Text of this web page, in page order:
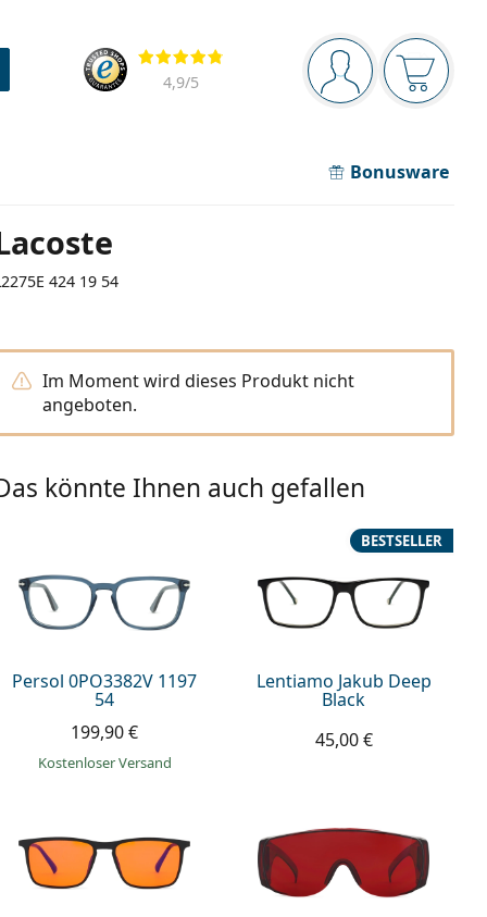
Navigationsleiste
Sie sind Der
Bewertung
4,9/5
Bonusware
424 19 54
Im Moment wird dieses Produkt nicht
angeboten.
könnte Ihnen auch gefallen
Persol 0PO3382V 1197
54
199,90 €
Kostenloser Versand
Lentiamo Jakub Deep
Black
BESTSELLER
45,00 €